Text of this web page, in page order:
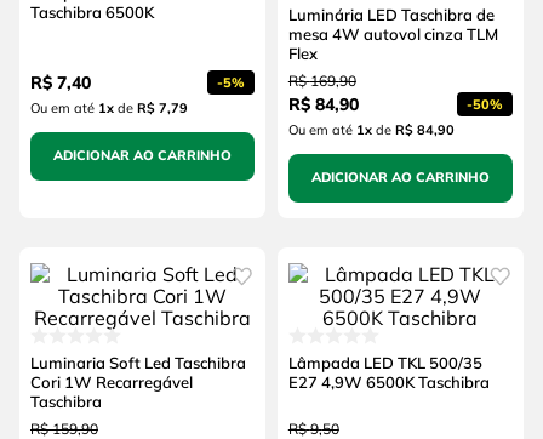
Taschibra 6500K
R$ 7,40 -5%
Ou em até 1xde R$ 7,79
ADICIONAR AO CARRINHO
Luminária LED Taschibra de
mesa 4W autovol cinza TLM
Flex
R$ 169,90
R$ 84,90 -50%
Ou em até 1xde R$ 84,90
ADICIONAR AO CARRINHO
Luminaria Soft Led Taschibra
Cori 1W Recarregável
Taschibra
R$ 159,90
Lâmpada LED TKL 500/35
E27 4,9W 6500K Taschibra
R$ 9,50